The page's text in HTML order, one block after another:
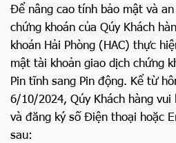
Để nâng cao tính bảo mật và
chứng khoán của Qúy Khách
khoán Hải Phòng (HAC) thực
mật tài khoản giao dịch chứng
Pin tĩnh sang Pin động. Kể từ
6/10/2024, Qúy Khách hàng
và đăng ký số Điện thoại hoặc
sau: